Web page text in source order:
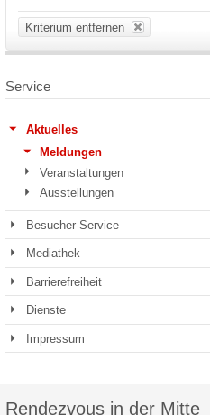
Kriterium entfernen
Service
Aktuelles
Meldungen
Veranstaltungen
Ausstellungen
Besucher-Service
Mediathek
Barrierefreiheit
Dienste
Impressum
Rendezvous in der Mitte